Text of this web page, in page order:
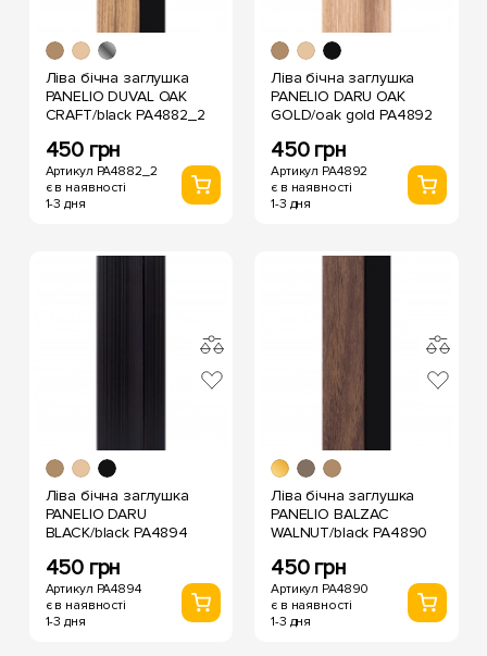
Ліва бічна заглушка
PANELIO DUVAL OAK
CRAFT/black PA4882_2
450 грн
Артикул PA4882_2
є в наявності
1-3 дня
Ліва бічна заглушка
PANELIO DARU OAK
GOLD/oak gold PA4892
450 грн
Артикул PA4892
є в наявності
1-3 дня
Ліва бічна заглушка
PANELIO DARU
BLACK/black PA4894
450 грн
Артикул PA4894
є в наявності
1-3 дня
Ліва бічна заглушка
PANELIO BALZAC
WALNUT/black PA4890
450 грн
Артикул PA4890
є в наявності
1-3 дня